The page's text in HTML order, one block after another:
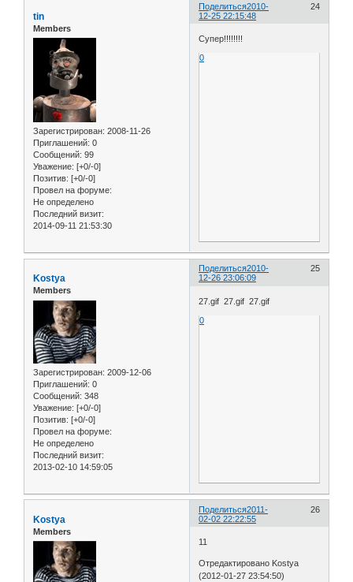
Поделиться 24
2010-
12-25 22:15:48
tin
Members
Зарегистрирован: 2008-11-26
Приглашений: 0
Сообщений: 99
Уважение: [+0/-0]
Позитив: [+0/-0]
Провел на форуме:
Не определено
Последний визит:
2014-09-11 21:53:30
Супер!!!!!!!!
0
Поделиться 25
2010-
12-26 23:06:09
Kostya
Members
Зарегистрирован: 2009-12-06
Приглашений: 0
Сообщений: 348
Уважение: [+0/-0]
Позитив: [+0/-0]
Провел на форуме:
Не определено
Последний визит:
2013-02-10 14:59:05
27.gif 27.gif 27.gif
0
Поделиться 26
2011-
02-02 22:22:55
Kostya
Members
11
Отредактировано Kostya
(2012-01-27 23:54:50)